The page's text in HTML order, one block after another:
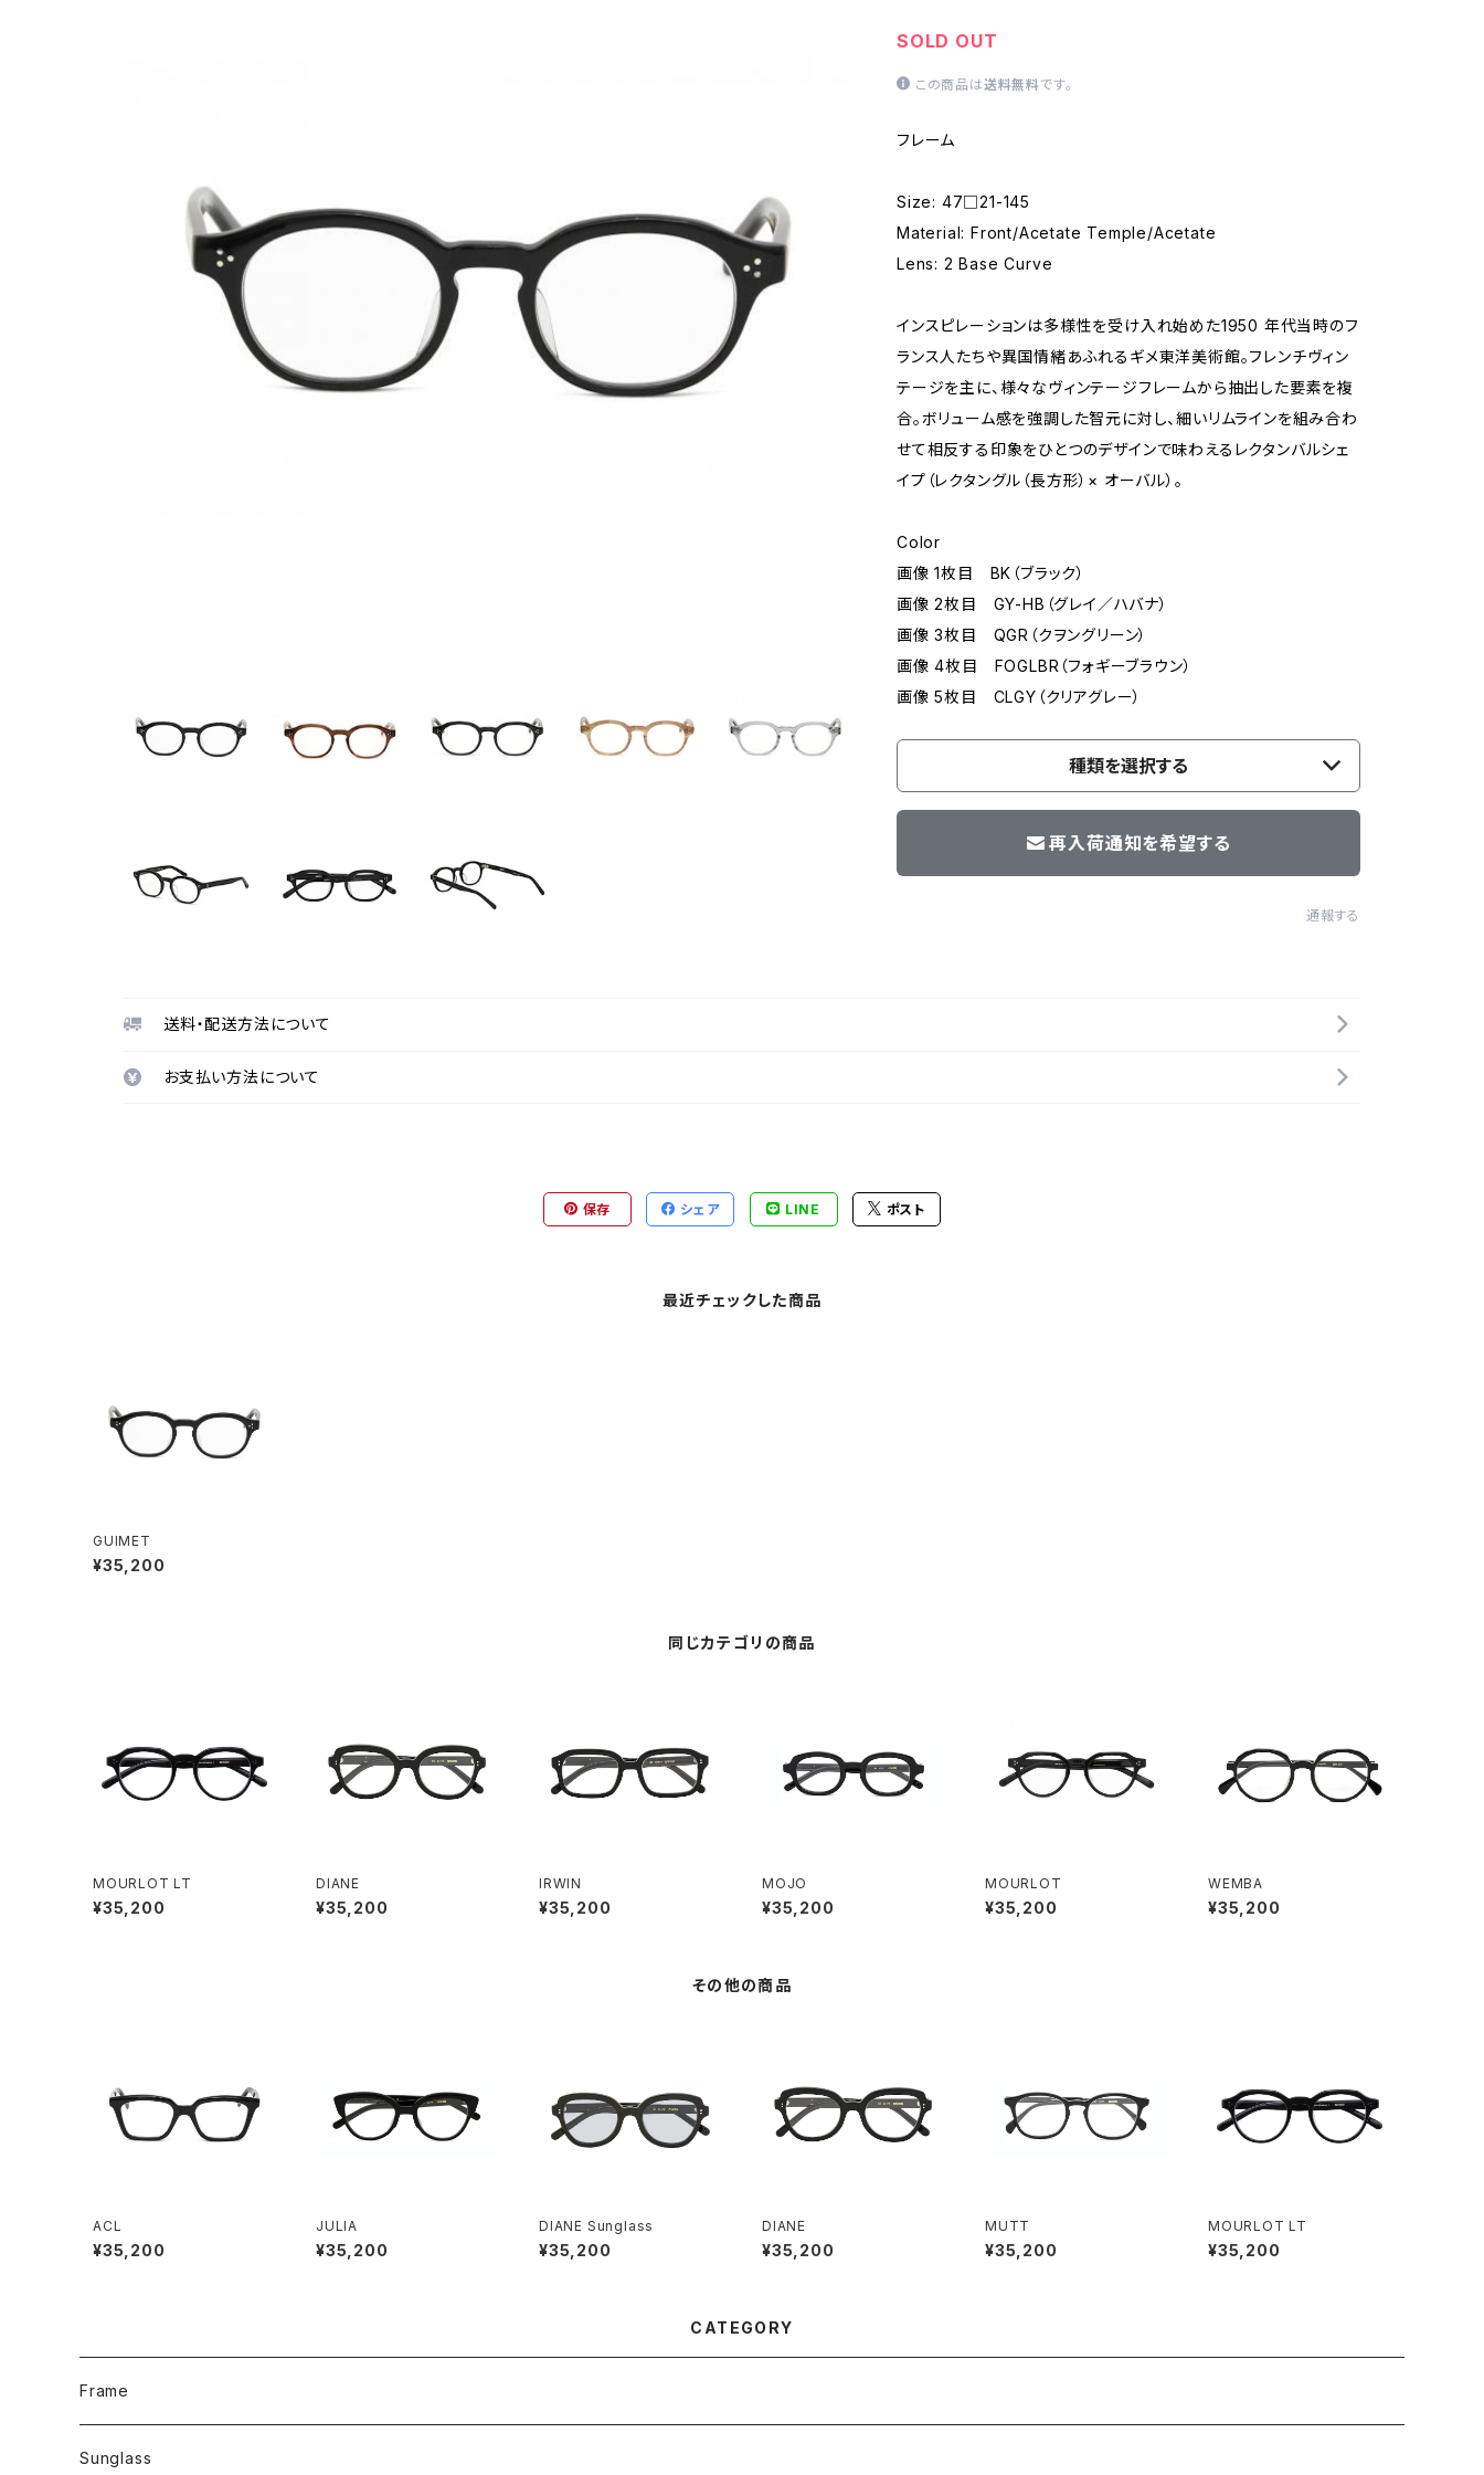
SOLD OUT
この商品は送料無料です。
フレーム
Size: 47□21-145
Material: Front/Acetate Temple/Acetate
Lens: 2 Base Curve
インスピレーションは多様性を受け入れ始めた1950 年代当時のフ
ランス人たちや異国情緒あふれるギメ東洋美術館。フレンチヴィン
テージを主に、様々なヴィンテージフレームから抽出した要素を複
合。ボリューム感を強調した智元に対し、細いリムラインを組み合わ
せて相反する印象をひとつのデザインで味わえるレクタンバルシェ
イプ（レクタングル（長方形）× オーバル）。
Color
画像 1枚目 BK（ブラック）
画像 2枚目 GY-HB（グレイ／ハバナ）
画像 3枚目 QGR（クヲングリーン）
画像 4枚目 FOGLBR（フォギーブラウン）
画像 5枚目 CLGY（クリアグレー）
種類を選択する
再入荷通知を希望する
通報する
送料・配送方法について
お支払い方法について
保存 シェア LINE ポスト
最近チェックした商品
GUIMET
¥35,200
同じカテゴリの商品
MOURLOT LT
¥35,200
DIANE
¥35,200
IRWIN
¥35,200
MOJO
¥35,200
MOURLOT
¥35,200
WEMBA
¥35,200
その他の商品
ACL
¥35,200
JULIA
¥35,200
DIANE Sunglass
¥35,200
DIANE
¥35,200
MUTT
¥35,200
MOURLOT LT
¥35,200
CATEGORY
Frame
Sunglass